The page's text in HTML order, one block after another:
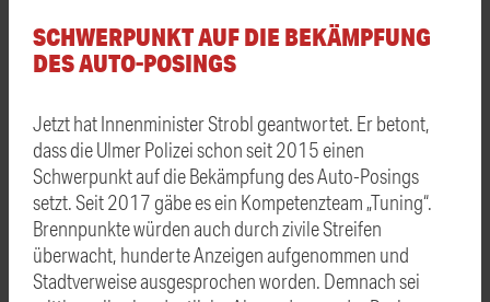
SCHWERPUNKT AUF DIE BEKÄMPFUNG
DES AUTO-POSINGS
Jetzt hat Innenminister Strobl geantwortet. Er betont,
dass die Ulmer Polizei schon seit 2015 einen
Schwerpunkt auf die Bekämpfung des Auto-Posings
setzt. Seit 2017 gäbe es ein Kompetenzteam „Tuning“.
Brennpunkte würden auch durch zivile Streifen
überwacht, hunderte Anzeigen aufgenommen und
Stadtverweise ausgesprochen worden. Demnach sei